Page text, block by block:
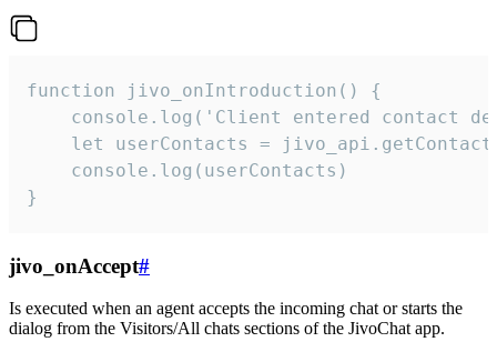
function jivo_onIntroduction() {
console.log('Client entered contact
let userContacts =
    console.log(userContacts)
}
jivo_onAccept#
Is executed when an agent accepts the incoming chat or starts the
dialog from the Visitors/All chats sections of the JivoChat app.